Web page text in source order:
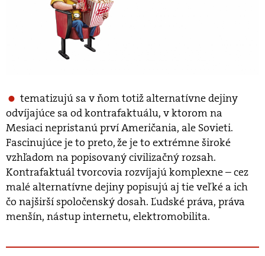
tematizujú sa v ňom totiž alternatívne dejiny
odvíjajúce sa od kontrafaktuálu, v ktorom na
Mesiaci nepristanú prví Američania, ale Sovieti.
Fascinujúce je to preto, že je to extrémne široké
vzhľadom na popisovaný civilizačný rozsah.
Kontrafaktuál tvorcovia rozvíjajú komplexne – cez
malé alternatívne dejiny popisujú aj tie veľké a ich
čo najširší spoločenský dosah. Ľudské práva, práva
menšín, nástup internetu, elektromobilita.